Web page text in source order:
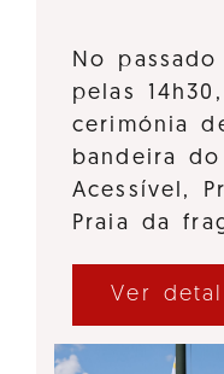
No
pelas
cerimónia
bandeira do
Acessível,
Praia da
Ver